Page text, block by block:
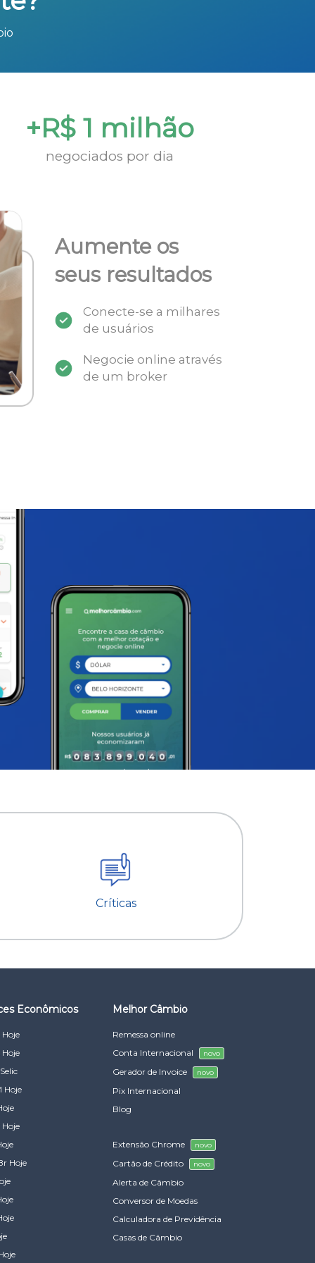
+R$ 1 milhão
negociados por dia
Aumente os
seus resultados
Conecte-se a milhares
de usuários
Negocie online através
de um broker
Críticas
Econômicos
Hoje
Hoje
Hoje
Hoje
Hoje
Melhor Câmbio
Remessa online
Conta Internacional
novo
Gerador de Invoice novo
Pix Internacional
Blog
Extensão Chrome novo
Cartão de Crédito novo
Alerta de Câmbio
Conversor de Moedas
Calculadora de Previdência
Casas de Câmbio